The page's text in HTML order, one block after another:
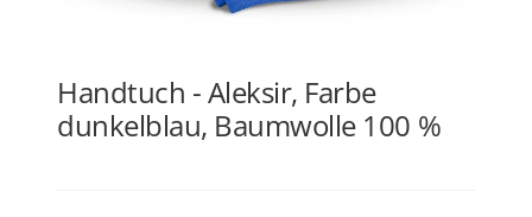
Handtuch - Aleksir, Farbe
dunkelblau, Baumwolle 100 %